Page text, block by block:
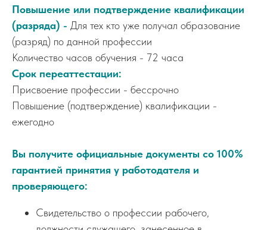
Повышение или подтверждение квалификации
(разряда) - Для тех кто уже получал образование
(разряд) по данной профессии
Количество часов обучения - 72 часа
Срок переаттестации:
Присвоение профессии - бессрочно
Повышение (подтверждение) квалификации -
ежегодно
Вы получите официальные документы со 100%
гарантией принятия у работодателя и
проверяющего:
Свидетельство о профессии рабочего,